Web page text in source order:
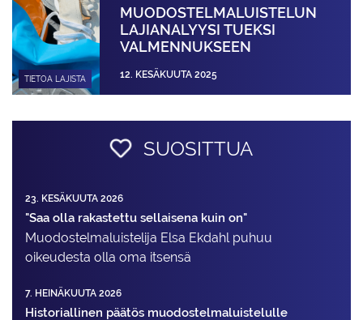
TIETOA LAJISTA
MUODOSTELMA­LUISTELUN
LAJIANALYYSI TUEKSI
VALMENNUKSEEN
12. KESÄKUUTA 2025
SUOSITTUA
23. KESÄKUUTA 2026
"Saa olla rakastettu sellaisena kuin on"
Muodostelma­luistelija Elsa Ekdahl puhuu
oikeudesta olla oma itsensä
7. HEINÄKUUTA 2026
Historiallinen päätös muodostelmaluistelulle